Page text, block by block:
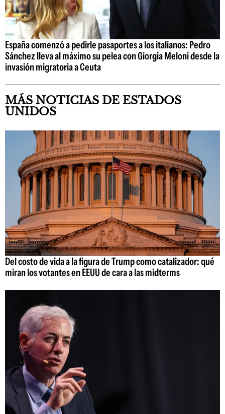
España comenzó a pedirle pasaportes a los italianos: Pedro
Sánchez lleva al máximo su pelea con Giorgia Meloni desde la
invasión migratoria a Ceuta
MÁS NOTICIAS DE ESTADOS
UNIDOS
Del costo de vida a la figura de Trump como catalizador: qué
miran los votantes en EEUU de cara a las midterms